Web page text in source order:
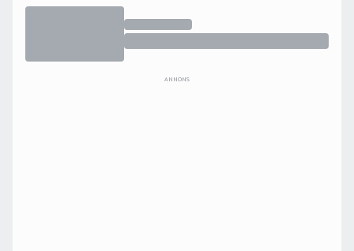
ANNONS